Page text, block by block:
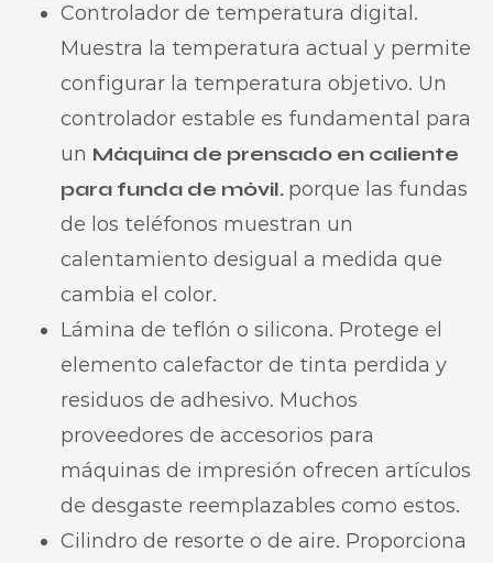
Controlador de temperatura digital.
Muestra la temperatura actual y permite
configurar la temperatura objetivo. Un
controlador estable es fundamental para
un Máquina de prensado en caliente
para funda de móvil. porque las fundas
de los teléfonos muestran un
calentamiento desigual a medida que
cambia el color.
Lámina de teflón o silicona. Protege el
elemento calefactor de tinta perdida y
residuos de adhesivo. Muchos
proveedores de accesorios para
máquinas de impresión ofrecen artículos
de desgaste reemplazables como estos.
Cilindro de resorte o de aire. Proporciona